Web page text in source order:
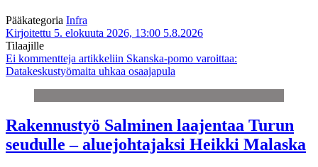
Pääkategoria Infra
Kirjoitettu 5. elokuuta 2026, 13:00 5.8.2026
Tilaajille
Ei kommentteja artikkeliin Skanska-pomo varoittaa:
Datakeskustyömaita uhkaa osaajapula
Rakennustyö Salminen laajentaa Turun
seudulle – aluejohtajaksi Heikki Malaska